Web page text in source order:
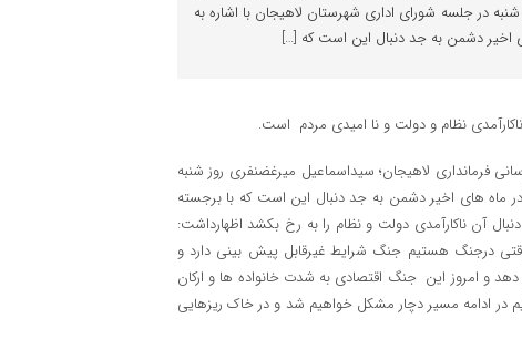
در جلسه شورای اداری شهرستان لاهیجان با اشاره به
اخیر دشمن به جد دنبال این است که […]
نظام و دولت و نا امیدی مردم است.
فرمانداری لاهیجان؛ سیداسماعیل میرغضنفری روز شنبه
ماه های اخیر دشمن به جد دنبال این است که با برجسته
آن ناکارآمدی دولت و نظام را به رخ بکشد اظهارداشت:
درجنگ هستیم جنگ شرایط غیرقابل پیش بینی دارد و
و امروز این جنگ اقتصادی به شدت خانواده ها و ارکان
در ادامه مسیر دچار مشکل خواهیم شد و در خاک ریزهایی